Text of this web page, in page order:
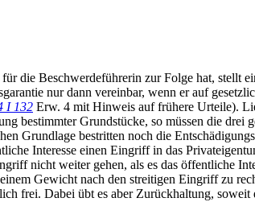
die Beschwerdeführerin zur Folge hat, stellt
nur dann vereinbar, wenn er auf
I 132 Erw. 4 mit Hinweis auf frühere Urteile).
bestimmter Grundstücke, so müssen die drei
Grundlage bestritten noch die
Interesse einen Eingriff in das
nicht weiter gehen, als es das öffentliche
Gewicht nach den streitigen Eingriff zu
frei. Dabei übt es aber Zurückhaltung,